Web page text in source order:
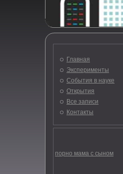
Главная
Эксперименты
События в науке
Открытия
Все записи
Контакты
порно мама с сыном